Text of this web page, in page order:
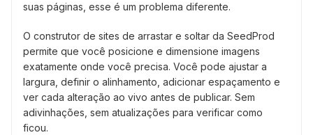
suas páginas, esse é um problema diferente.
O construtor de sites de arrastar e soltar da SeedProd
permite que você posicione e dimensione imagens
exatamente onde você precisa. Você pode ajustar a
largura, definir o alinhamento, adicionar espaçamento e
ver cada alteração ao vivo antes de publicar. Sem
adivinhações, sem atualizações para verificar como
ficou.